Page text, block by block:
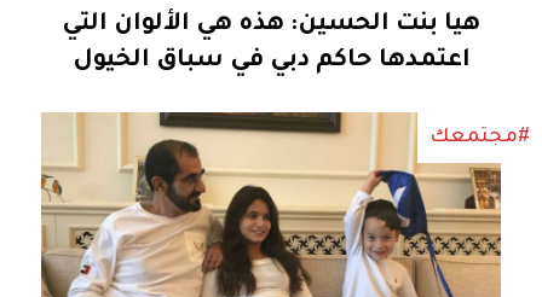
هيا بنت الحسين: هذه هي الألوان التي
اعتمدها حاكم دبي في سباق الخيول
#مجتمعك